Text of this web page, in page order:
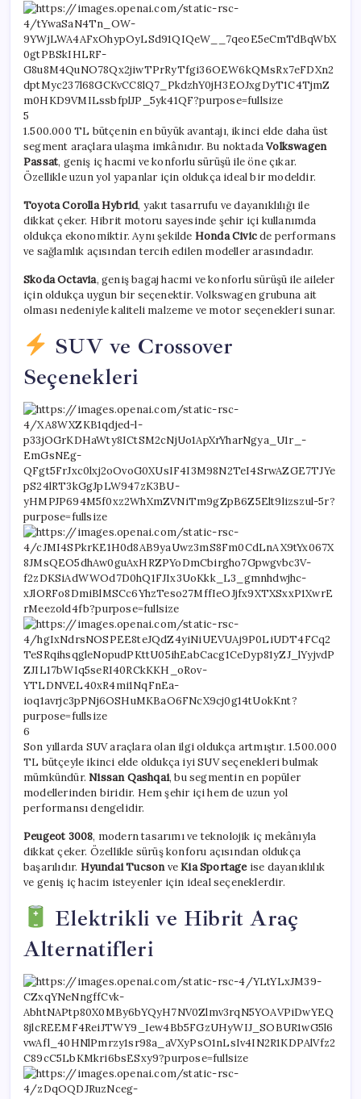
5
1.500.000 TL bütçenin en büyük avantajı, ikinci elde daha üst
segment araçlara ulaşma imkânıdır. Bu noktadaVolkswagen
Passat, geniş iç hacmi ve konforlu sürüşü ile öne çıkar.
Özellikle uzun yol yapanlar için oldukça ideal bir modeldir.
Toyota Corolla Hybrid, yakıt tasarrufu ve dayanıklılığı ile
dikkat çeker. Hibrit motoru sayesinde şehir içi kullanımda
oldukça ekonomiktir. Aynı şekilde Honda Civicde performans
ve sağlamlık açısından tercih edilen modeller arasındadır.
Skoda Octavia, geniş bagaj hacmi ve konforlu sürüşü ile aileler
için oldukça uygun bir seçenektir. Volkswagen grubuna ait
olması nedeniyle kaliteli malzeme ve motor seçenekleri sunar.
SUV ve Crossover
Seçenekleri
6
Son yıllarda SUV araçlara olan ilgi oldukça artmıştır. 1.500.000
TL bütçeyle ikinci elde oldukça iyi SUV seçenekleri bulmak
mümkündür. Nissan Qashqai, bu segmentin en popüler
modellerinden biridir. Hem şehir içi hem de uzun yol
performansı dengelidir.
Peugeot 3008, modern tasarımı ve teknolojik iç mekânıyla
dikkat çeker. Özellikle sürüş konforu açısından oldukça
başarılıdır. Hyundai TucsonveKia Sportageise dayanıklılık
ve geniş iç hacim isteyenler için ideal seçeneklerdir.
Elektrikli ve Hibrit Araç
Alternatifleri